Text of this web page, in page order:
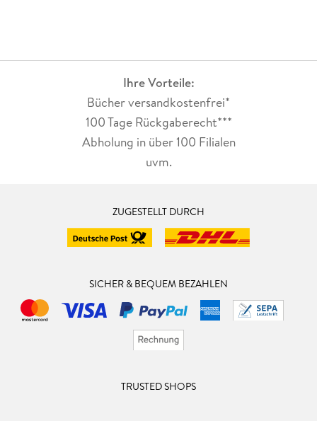
Ihre Vorteile:
Bücher versandkostenfrei*
100 Tage Rückgaberecht***
Abholung in über 100 Filialen
uvm.
ZUGESTELLT DURCH
SICHER & BEQUEM BEZAHLEN
TRUSTED SHOPS